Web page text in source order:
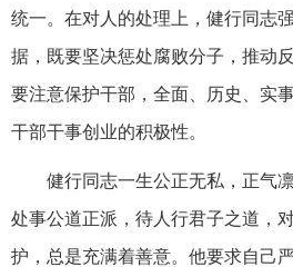
统一。在对人的处理上，健行同志
据，既要坚决惩处腐败分子，推动
要注意保护干部，全面、历史、实
干部干事创业的积极性。
健行同志一生公正无私，正气
处事公道正派，待人行君子之道，
护，总是充满着善意。他要求自己